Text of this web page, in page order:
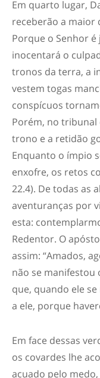
Em quarto lugar,
receberão a maior
Porque o Senhor
inocentará o
tronos da terra, a
vestem togas
conspícuos
Porém, no tribunal
trono e a retidão
Enquanto o ímpio
enxofre, os retos
22.4). De todas as
aventuranças por
esta:
Redentor. O
assim: “Amados,
não se manifestou
que, quando ele
a ele, porque
Em face dessas
os covardes lhe
acuado pelo